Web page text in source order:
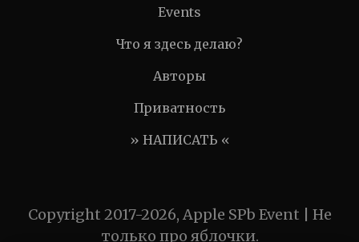
Events
Что я здесь делаю?
Авторы
Приватность
» НАПИСАТЬ «
Copyright 2017-2026, Apple SPb Event | Не
только про яблочки.